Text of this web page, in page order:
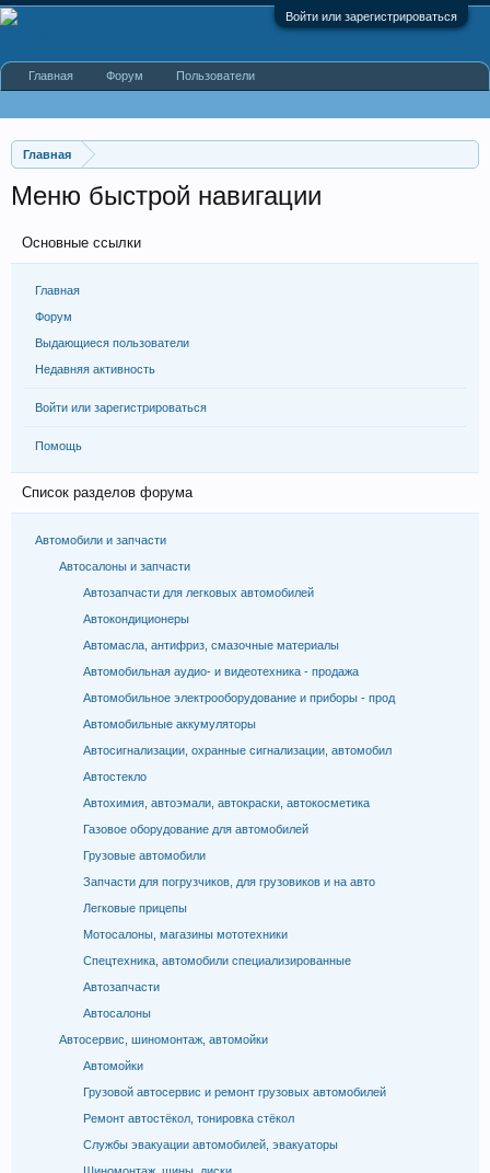
Войти или зарегистрироваться
Главная
Меню быстрой навигации
Основные ссылки
Главная
Форум
Выдающиеся пользователи
Недавняя активность
Войти или зарегистрироваться
Помощь
Список разделов форума
Автомобили и запчасти
Автосалоны и запчасти
Автозапчасти для легковых автомобилей
Автокондиционеры
Автомасла, антифриз, смазочные материалы
Автомобильная аудио- и видеотехника - продажа
Автомобильное электрооборудование и приборы - прод
Автомобильные аккумуляторы
Автосигнализации, охранные сигнализации, автомобил
Автостекло
Автохимия, автоэмали, автокраски, автокосметика
Газовое оборудование для автомобилей
Грузовые автомобили
Запчасти для погрузчиков, для грузовиков и на авто
Легковые прицепы
Мотосалоны, магазины мототехники
Спецтехника, автомобили специализированные
Автозапчасти
Автосалоны
Автосервис, шиномонтаж, автомойки
Автомойки
Грузовой автосервис и ремонт грузовых автомобилей
Ремонт автостёкол, тонировка стёкол
Службы эвакуации автомобилей, эвакуаторы
Главная Форум Пользователи